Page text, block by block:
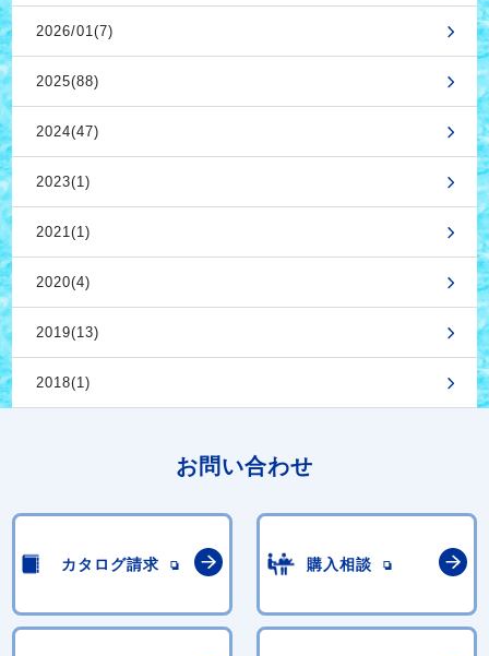
2026/01(7)
2025(88)
2024(47)
2023(1)
2021(1)
2020(4)
2019(13)
2018(1)
お問い合わせ
カタログ請求 購入相談